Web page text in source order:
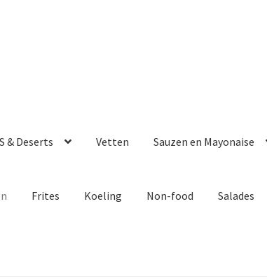
& Deserts Vetten Sauzen en Mayonaise
Frites Koeling Non-food Salades